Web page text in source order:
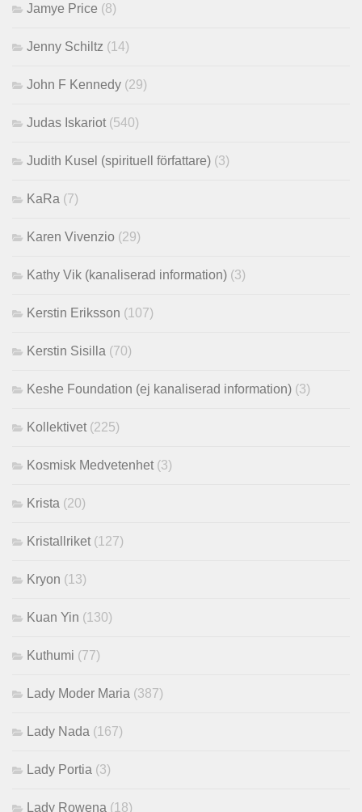
Jamye Price (8)
Jenny Schiltz (14)
John F Kennedy (29)
Judas Iskariot (540)
Judith Kusel (spirituell författare) (3)
KaRa (7)
Karen Vivenzio (29)
Kathy Vik (kanaliserad information) (3)
Kerstin Eriksson (107)
Kerstin Sisilla (70)
Keshe Foundation (ej kanaliserad information) (3)
Kollektivet (225)
Kosmisk Medvetenhet (3)
Krista (20)
Kristallriket (127)
Kryon (13)
Kuan Yin (130)
Kuthumi (77)
Lady Moder Maria (387)
Lady Nada (167)
Lady Portia (3)
Lady Rowena (18)